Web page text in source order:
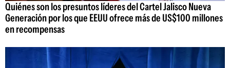
Quiénes son los presuntos líderes del Cartel Jalisco Nueva
Generación por los que EEUU ofrece más de US$100 millones
en recompensas